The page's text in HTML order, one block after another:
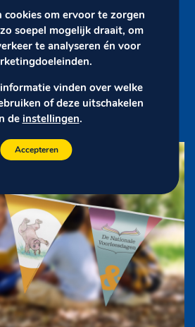
vlaggetjes
om ervoor te zorgen
soepel mogelijk draait, om
te analyseren én voor
vinden over welke
of deze uitschakelen
deinstellingen.
Accepteren